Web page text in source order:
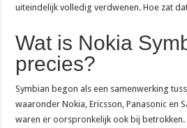
uiteindelijk volledig verdwenen. Hoe zat
Wat is Nokia
precies?
Symbian begon als een samenwerking
waaronder Nokia, Ericsson, Panasonic en
waren er oorspronkelijk ook bij betrokken.